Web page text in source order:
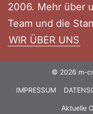
2006. Mehr über
Team und die
WIR ÜBER UNS
© 2026 m-
IMPRESSUM
Aktuelle